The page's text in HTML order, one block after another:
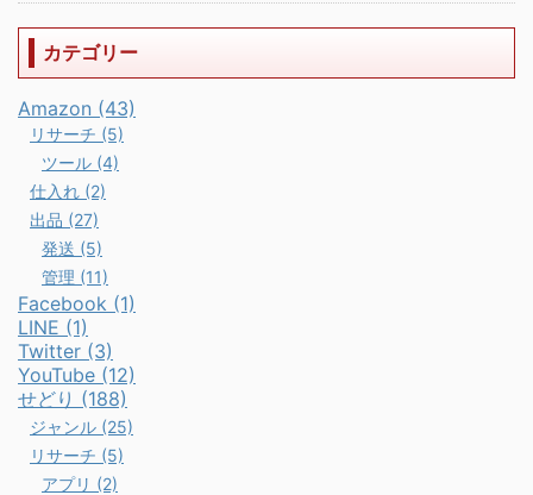
カテゴリー
Amazon (43)
リサーチ (5)
ツール (4)
仕入れ (2)
出品 (27)
発送 (5)
管理 (11)
Facebook (1)
LINE (1)
Twitter (3)
YouTube (12)
せどり (188)
ジャンル (25)
リサーチ (5)
アプリ (2)